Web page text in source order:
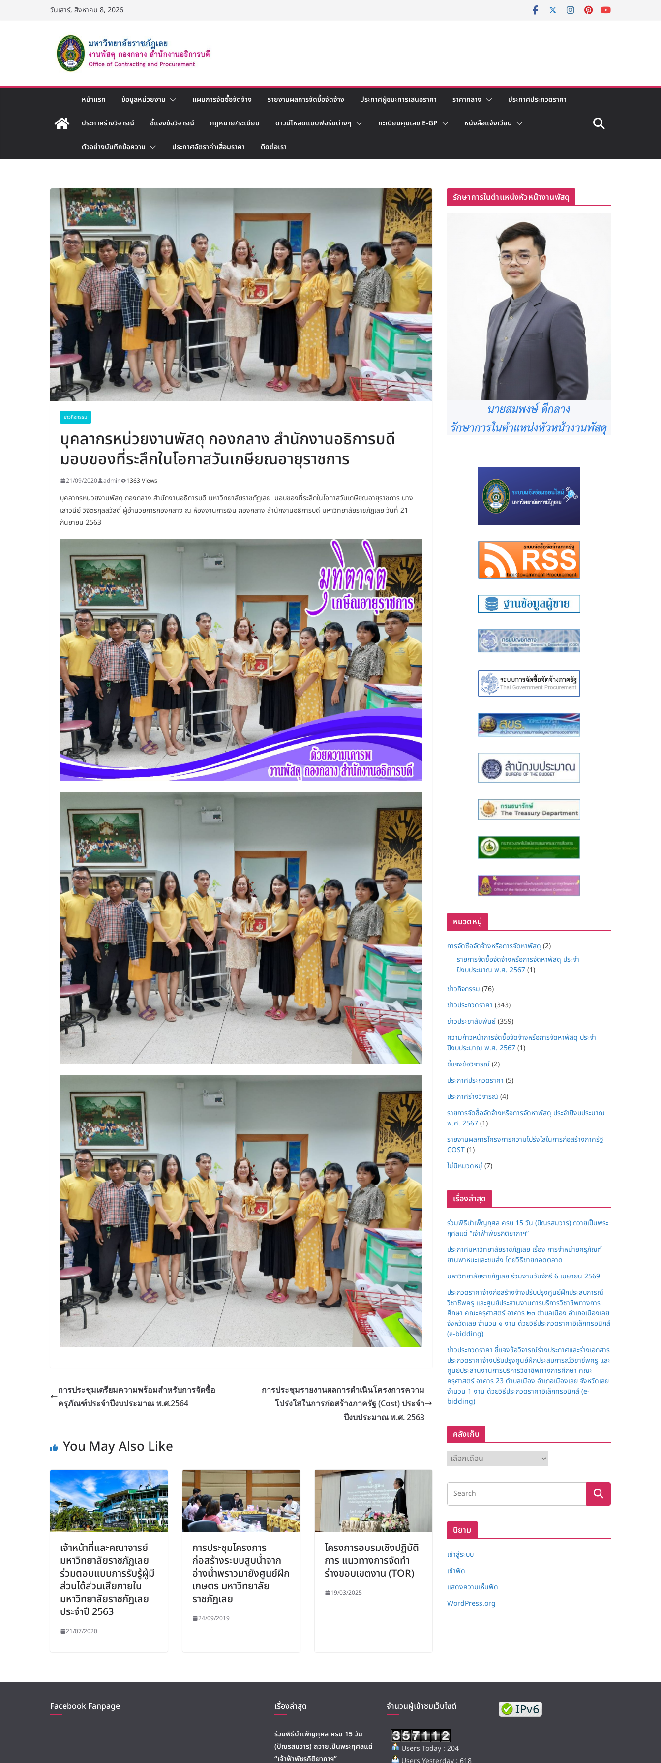
วันเสาร์, สิงหาคม 8, 2026
หน้าแรก ข้อมูลหน่วยงาน แผนการจัดซื้อจัดจ้าง รายงานผลการจัดซื้อจัดจ้าง ประกาศผู้ชนะการเสนอราคา ราคากลาง ประกาศประกวดราคา
ประกาศร่างวิจารณ์ ชี้แจงข้อวิจารณ์ กฎหมาย/ระเบียบ ดาวน์โหลดแบบฟอร์มต่างๆ ทะเบียนคุมเลข E-GP หนังสือแจ้งเวียน
ตัวอย่างบันทึกข้อความ ประกาศอัตราค่าเสื่อมราคา ติดต่อเรา
ข่าวกิจกรรม
บุคลากรหน่วยงานพัสดุ กองกลาง สำนักงานอธิการบดี
มอบของที่ระลึกในโอกาสวันเกษียณอายุราชการ
21/09/2020 admin 1363 Views
บุคลากรหน่วยงานพัสดุ กองกลาง สำนักงานอธิการบดี มหาวิทยาลัยราชภัฏเลย มอบของที่ระลึกในโอกาสวันเกษียณอายุราชการ นาง
เสาวนีย์ วิจิตรกุลสวัสดิ์ ผู้อำนวยการกองกลาง ณ ห้องงานการเงิน กองกลาง สำนักงานอธิการบดี มหาวิทยาลัยราชภัฏเลย วันที่ 21
กันยายน 2563
การประชุมเตรียมความพร้อมสำหรับการจัดซื้อ
ครุภัณฑ์ประจำปีงบประมาณ พ.ศ.2564
การประชุมรายงานผลการดำเนินโครงการความ
โปร่งใสในการก่อสร้างภาครัฐ (Cost) ประจำ
ปีงบประมาณ พ.ศ. 2563
You May Also Like
เจ้าหน้าที่และคณาจารย์
มหาวิทยาลัยราชภัฏเลย
ร่วมตอบแบบการรับรู้ผู้มี
ส่วนได้ส่วนเสียภายใน
มหาวิทยาลัยราชภัฏเลย
ประจำปี 2563
21/07/2020
การประชุมโครงการ
ก่อสร้างระบบสูบน้ำจาก
อ่างน้ำพราวมายังศูนย์ฝึก
เกษตร มหาวิทยาลัย
ราชภัฏเลย
24/09/2019
โครงการอบรมเชิงปฏิบัติ
การ แนวทางการจัดทำ
ร่างขอบเขตงาน (TOR)
19/03/2025
รักษาการในตำแหน่งหัวหน้างานพัสดุ
หมวดหมู่
การจัดซื้อจัดจ้างหรือการจัดหาพัสดุ (2)
รายการจัดซื้อจัดจ้างหรือการจัดหาพัสดุ ประจำ
ปีงบประมาณ พ.ศ. 2567(1)
ข่าวกิจกรรม (76)
ข่าวประกวดราคา (343)
ข่าวประชาสัมพันธ์(359)
ความก้าวหน้าการจัดซื้อจัดจ้างหรือการจัดหาพัสดุ ประจำ
ปีงบประมาณ พ.ศ. 2567(1)
ชี้แจงข้อวิจารณ์(2)
ประกาศประกวดราคา (5)
ประกาศร่างวิจารณ์(4)
รายการจัดซื้อจัดจ้างหรือการจัดหาพัสดุ ประจำปีงบประมาณ
พ.ศ. 2567(1)
รายงานผลการโครงการความโปร่งใสในการก่อสร้างภาครัฐ
COST(1)
ไม่มีหมวดหมู่ (7)
เรื่องล่าสุด
ร่วมพิธีบำเพ็ญกุศล ครบ 15 วัน (ปัณรสมวาร) ถวายเป็นพระ
กุศลแด่ “เจ้าฟ้าพัชรกิติยาภาฯ”
ประกาศมหาวิทยาลัยราชภัฏเลย เรื่อง การจำหน่ายครุภัณฑ์
ยานพาหนะและขนส่ง โดยวิธีขายทอดตลาด
มหาวิทยาลัยราชภัฏเลย ร่วมงานวันจักรี 6 เมษายน 2569
ประกวดราคาจ้างก่อสร้างจ้างปรับปรุงศูนย์ฝึกประสบการณ์
วิชาชีพครู และศูนย์ประสานงานการบริการวิชาชีพทางการ
ศึกษา คณะครุศาสตร์ อาคาร ๒๓ ตำบลเมือง อำเภอเมืองเลย
จังหวัดเลย จำนวน ๑ งาน ด้วยวิธีประกวดราคาอิเล็กทรอนิกส์
(e-bidding)
ข่าวประกวดราคา ชี้แจงข้อวิจารณ์ร่างประกาศและร่างเอกสาร
ประกวดราคาจ้างปรับปรุงศูนย์ฝึกประสบการณ์วิชาชีพครู และ
ศูนย์ประสานงานการบริการวิชาชีพทางการศึกษา คณะ
ครุศาสตร์ อาคาร 23 ตำบลเมือง อำเภอเมืองเลย จังหวัดเลย
จำนวน 1 งาน ด้วยวิธีประกวดราคาอิเล็กทรอนิกส์ (e-
bidding)
คลังเก็บ
ลั
ง
ก็
นิยาม
เข้าสู่ระบบ
เข้าฟีด
แสดงความเห็นฟีด
WordPress.org
Facebook Fanpage เรื่องล่าสุด
ร่วมพิธีบำเพ็ญกุศล ครบ 15 วัน
(ปัณรสมวาร) ถวายเป็นพระกุศลแด่
“เจ้าฟ้าพัชรกิติยาภาฯ”
จำนวนผู้เข้าชมเว็บไซต์
Users Today : 204
Users Yesterday : 618